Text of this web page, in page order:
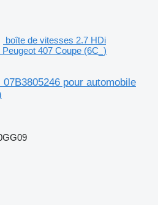
boîte de vitesses 2.7 HDi
407 Coupe (6C_)
pour automobile